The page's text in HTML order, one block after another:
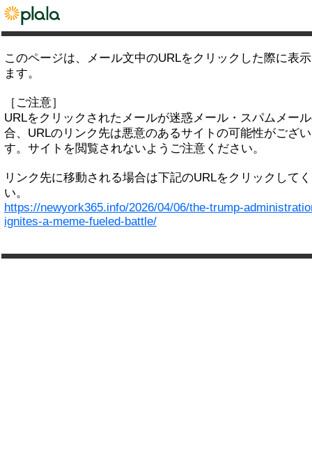
このページは、メール文中のURLをクリックした際に表
ます。
［ご注意］
URLをクリックされたメールが迷惑メール・スパムメー
合、URLのリンク先は悪意のあるサイトの可能性がござ
す。サイトを閲覧されないようご注意ください。
リンク先に移動される場合は下記のURLをクリックして
い。
https://newyork365.info/2026/04/06/the-trump-
ignites-a-meme-fueled-battle/